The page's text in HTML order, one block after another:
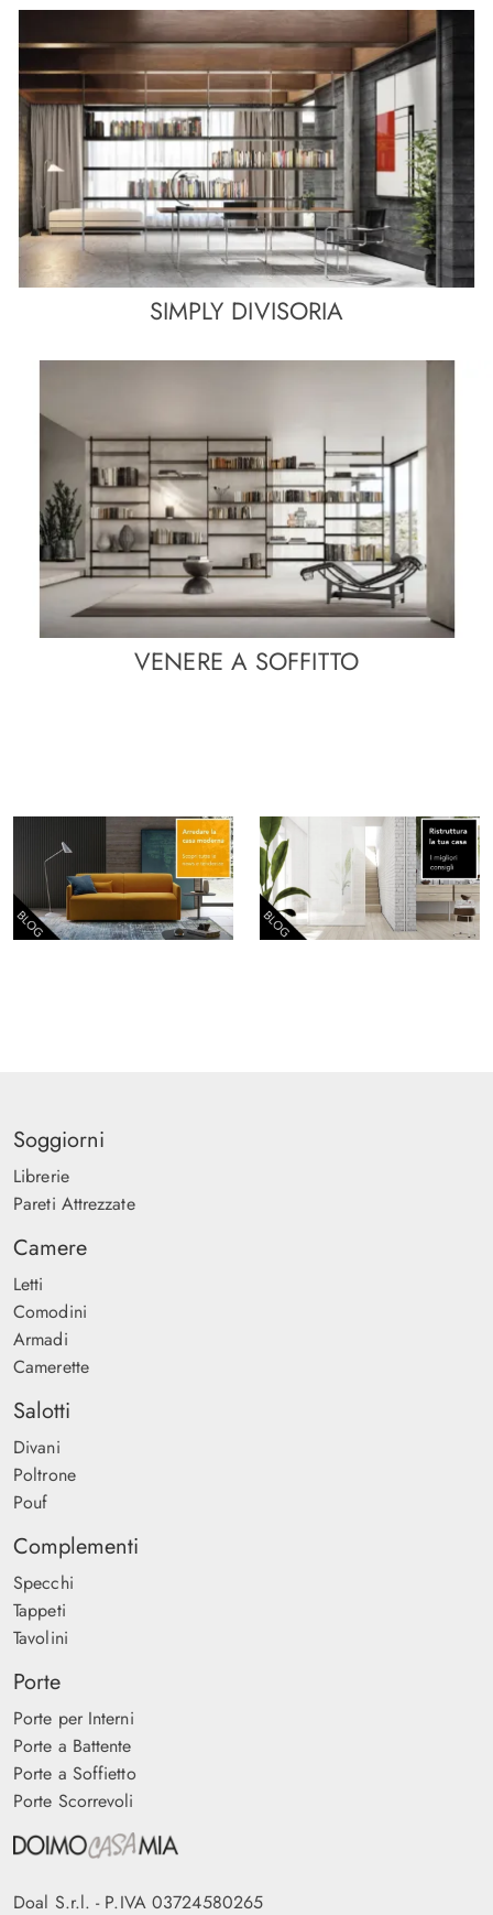
SIMPLY DIVISORIA
VENERE A SOFFITTO
Soggiorni
Librerie
Pareti Attrezzate
Camere
Letti
Comodini
Armadi
Camerette
Salotti
Divani
Poltrone
Pouf
Complementi
Specchi
Tappeti
Tavolini
Porte
Porte per Interni
Porte a Battente
Porte a Soffietto
Porte Scorrevoli
Doal S.r.l. - P.IVA 03724580265